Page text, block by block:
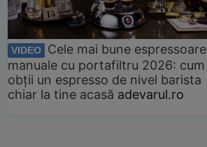
VIDEO
Cele mai bune espressoare
manuale cu portafiltru 2026: cum
obții un espresso de nivel barista
chiar la tine acasă adevarul.ro